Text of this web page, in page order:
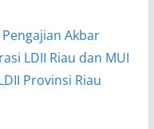
Akbar
LDII Riau dan MUI
Provinsi Riau